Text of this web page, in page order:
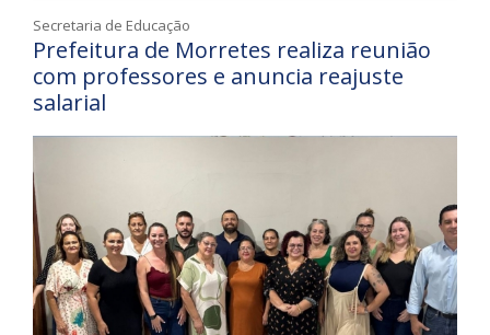
Secretaria de Educação
Prefeitura de Morretes realiza reunião
com professores e anuncia reajuste
salarial